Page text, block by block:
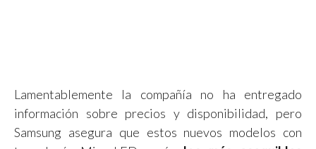
Lamentablemente la compañía no ha entregado
información sobre precios y disponibilidad, pero
Samsung asegura que estos nuevos modelos con